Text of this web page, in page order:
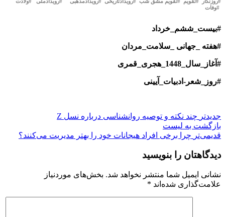
#وفات
#بیست_ششم_خرداد
#هفته _جهانی _سلامت_مردان
#آغاز_سال_1448_هجری_قمری
#روز_شعر-ادبیات_آیینی
جدیدتر چند نکته و توصیه روانشناسی درباره نسل Z
بازگشت بە لیست
قدیمی‌تر چرا برخی افراد هیجانات خود را بهتر مدیریت می‌کنند؟
دیدگاهتان را بنویسید
نشانی ایمیل شما منتشر نخواهد شد. بخش‌های موردنیاز
علامت‌گذاری شده‌اند *